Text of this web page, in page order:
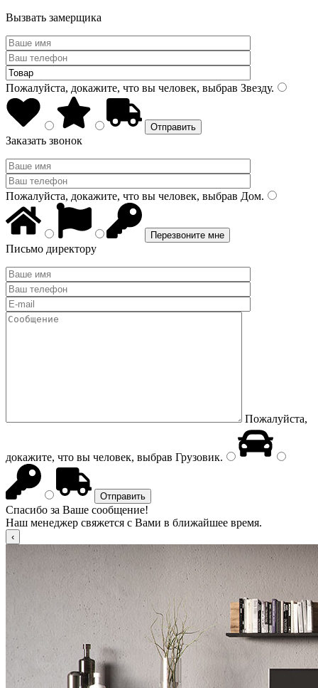
Вызвать замерщика
Пожалуйста, докажите, что вы человек, выбрав Звезду.
Заказать звонок
Пожалуйста, докажите, что вы человек, выбрав Дом.
Письмо директору
Пожалуйста,
докажите, что вы человек, выбрав Грузовик.
Спасибо за Ваше сообщение!
Наш менеджер свяжется с Вами в ближайшее время.